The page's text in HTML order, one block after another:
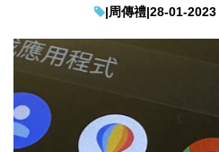
|周傳禮|28-01-